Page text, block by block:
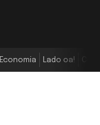
Economia Lado oa!